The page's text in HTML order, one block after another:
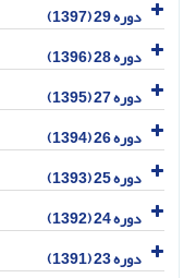
دوره 29 (1397)
دوره 28 (1396)
دوره 27 (1395)
دوره 26 (1394)
دوره 25 (1393)
دوره 24 (1392)
دوره 23 (1391)